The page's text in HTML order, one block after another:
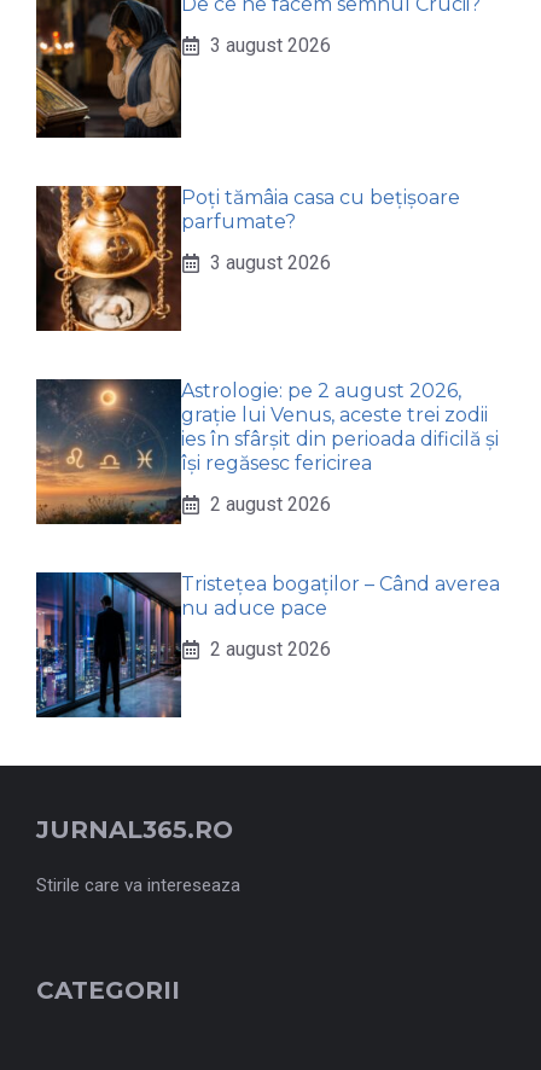
3 august 2026
Poți tămâia casa cu bețișoare
parfumate?
3 august 2026
Astrologie: pe 2 august 2026,
grație lui Venus, aceste trei zodii
ies în sfârșit din perioada dificilă și
își regăsesc fericirea
2 august 2026
Tristețea bogaților – Când averea
nu aduce pace
2 august 2026
JURNAL365.RO
Stirile care va intereseaza
CATEGORII